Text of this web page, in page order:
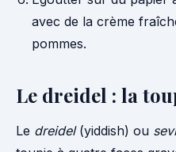
avec de la crème
pommes.
Le dreidel : la
Le dreidel(yiddish) ou